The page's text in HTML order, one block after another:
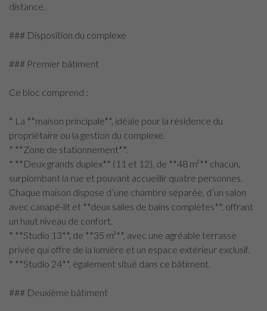
distance.
### Disposition du complexe
### Premier bâtiment
Ce bloc comprend :
* La **maison principale**, idéale pour la résidence du
propriétaire ou la gestion du complexe.
* **Zone de stationnement**.
* **Deux grands duplex** (11 et 12), de **48 m²** chacun,
surplombant la rue et pouvant accueillir quatre personnes.
Chaque maison dispose d’une chambre séparée, d’un salon
avec canapé-lit et **deux salles de bains complètes**, offrant
un haut niveau de confort.
* **Studio 13**, de **35 m²**, avec une agréable terrasse
privée qui offre de la lumière et un espace extérieur exclusif.
* **Studio 24**, également situé dans ce bâtiment.
### Deuxième bâtiment